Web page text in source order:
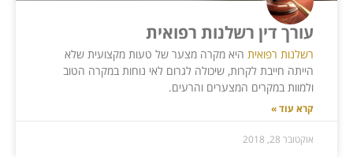
עורך דין רשלנות רפואית
רשלנות רפואית היא מקרה מצער של טעות מקצועית שלא
הייתה חייבת לקרות, שיכולה לגרום לאי נוחות במקרה הטוב
ולמוות במקרים המצערים והרעים.
קרא עוד »
אוקטובר 28, 2018